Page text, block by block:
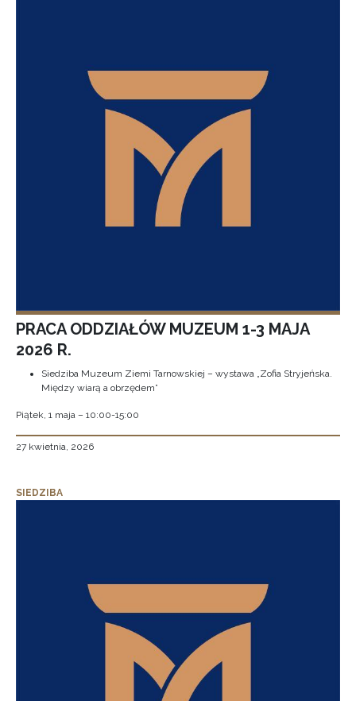
PRACA ODDZIAŁÓW MUZEUM 1-3 MAJA
2026 R.
Siedziba Muzeum Ziemi Tarnowskiej – wystawa „Zofia Stryjeńska.
Między wiarą a obrzędem”
Piątek, 1 maja – 10:00-15:00
27 kwietnia, 2026
SIEDZIBA